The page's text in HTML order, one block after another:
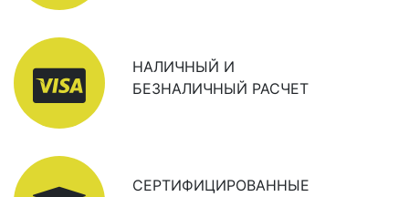
НАЛИЧНЫЙ И
БЕЗНАЛИЧНЫЙ РАСЧЕТ
СЕРТИФИЦИРОВАННЫЕ